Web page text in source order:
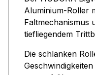
Aluminium-Roller
Faltmechanismus
tiefliegendem
Die schlanken